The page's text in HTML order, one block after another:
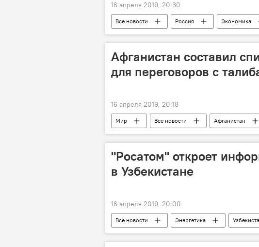
16 апреля 2019, 20:30
Все новости Россия Экономика
Афганистан составил
для переговоров с
16 апреля 2019, 20:18
Мир Все новости Афганистан
"Росатом" откроет
в Узбекистане
16 апреля 2019, 20:00
Все новости Энергетика
Россия